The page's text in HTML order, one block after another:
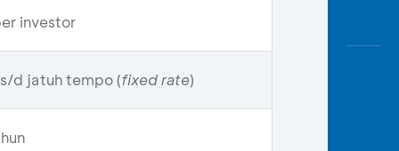
investor
d jatuh tempo (fixed rate)